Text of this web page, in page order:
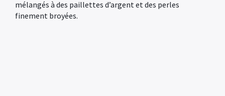
mélangés à des paillettes d’argent et des perles
finement broyées.